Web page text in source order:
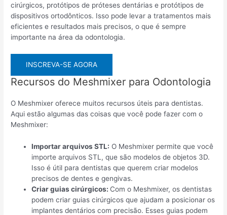
cirúrgicos, protótipos de próteses dentárias e protótipos de
dispositivos ortodônticos. Isso pode levar a tratamentos mais
eficientes e resultados mais precisos, o que é sempre
importante na área da odontologia.
INSCREVA-SE AGORA
Recursos do Meshmixer para Odontologia
O Meshmixer oferece muitos recursos úteis para dentistas.
Aqui estão algumas das coisas que você pode fazer com o
Meshmixer:
Importar arquivos STL: O Meshmixer permite que você
importe arquivos STL, que são modelos de objetos 3D.
Isso é útil para dentistas que querem criar modelos
precisos de dentes e gengivas.
Criar guias cirúrgicos: Com o Meshmixer, os dentistas
podem criar guias cirúrgicos que ajudam a posicionar os
implantes dentários com precisão. Esses guias podem